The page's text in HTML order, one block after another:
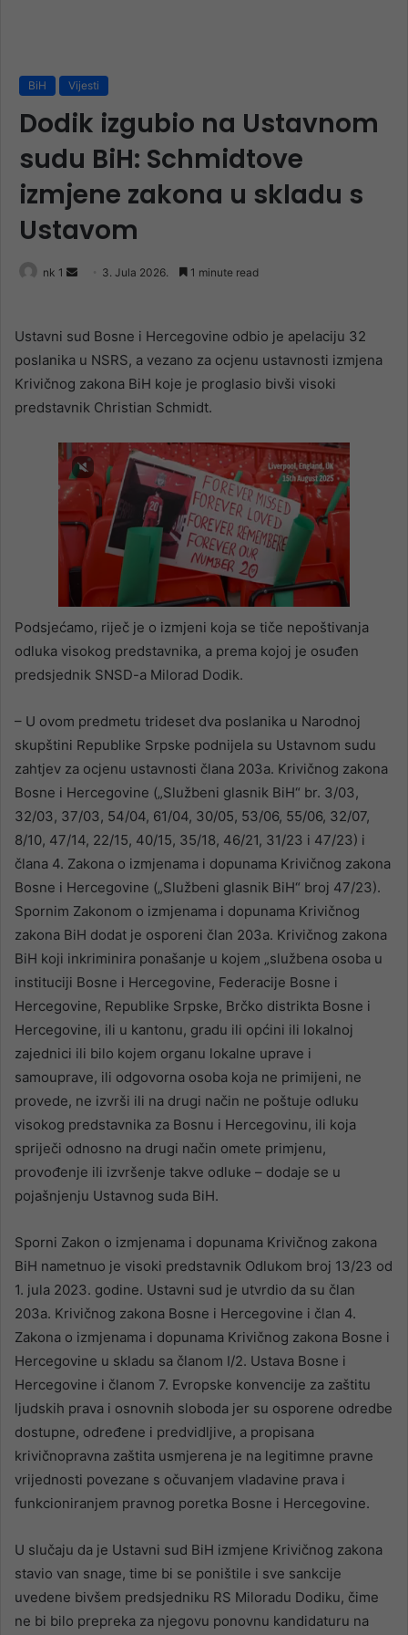
BiH Vijesti
Dodik izgubio na Ustavnom
sudu BiH: Schmidtove
izmjene zakona u skladu s
Ustavom
nk 1
Send 3. Jula 2026. 1 minute read
Ustavni sud Bosne i Hercegovine odbio je apelaciju 32
poslanika u NSRS, a vezano za ocjenu ustavnosti izmjena
Krivičnog zakona BiH koje je proglasio bivši visoki
predstavnik Christian Schmidt.
Podsjećamo, riječ je o izmjeni koja se tiče nepoštivanja
odluka visokog predstavnika, a prema kojoj je osuđen
predsjednik SNSD-a Milorad Dodik.
– U ovom predmetu trideset dva poslanika u Narodnoj
skupštini Republike Srpske podnijela su Ustavnom sudu
zahtjev za ocjenu ustavnosti člana 203a. Krivičnog zakona
Bosne i Hercegovine („Službeni glasnik BiH“ br. 3/03,
32/03, 37/03, 54/04, 61/04, 30/05, 53/06, 55/06, 32/07,
8/10, 47/14, 22/15, 40/15, 35/18, 46/21, 31/23 i 47/23) i
člana 4. Zakona o izmjenama i dopunama Krivičnog zakona
Bosne i Hercegovine („Službeni glasnik BiH“ broj 47/23).
Spornim Zakonom o izmjenama i dopunama Krivičnog
zakona BiH dodat je osporeni član 203a. Krivičnog zakona
BiH koji inkriminira ponašanje u kojem „službena osoba u
instituciji Bosne i Hercegovine, Federacije Bosne i
Hercegovine, Republike Srpske, Brčko distrikta Bosne i
Hercegovine, ili u kantonu, gradu ili općini ili lokalnoj
zajednici ili bilo kojem organu lokalne uprave i
samouprave, ili odgovorna osoba koja ne primijeni, ne
provede, ne izvrši ili na drugi način ne poštuje odluku
visokog predstavnika za Bosnu i Hercegovinu, ili koja
spriječi odnosno na drugi način omete primjenu,
provođenje ili izvršenje takve odluke – dodaje se u
pojašnjenju Ustavnog suda BiH.
Sporni Zakon o izmjenama i dopunama Krivičnog zakona
BiH nametnuo je visoki predstavnik Odlukom broj 13/23 od
1. jula 2023. godine. Ustavni sud je utvrdio da su član
203a. Krivičnog zakona Bosne i Hercegovine i član 4.
Zakona o izmjenama i dopunama Krivičnog zakona Bosne i
Hercegovine u skladu sa članom I/2. Ustava Bosne i
Hercegovine i članom 7. Evropske konvencije za zaštitu
ljudskih prava i osnovnih sloboda jer su osporene odredbe
dostupne, određene i predvidljive, a propisana
krivičnopravna zaštita usmjerena je na legitimne pravne
vrijednosti povezane s očuvanjem vladavine prava i
funkcioniranjem pravnog poretka Bosne i Hercegovine.
U slučaju da je Ustavni sud BiH izmjene Krivičnog zakona
stavio van snage, time bi se poništile i sve sankcije
uvedene bivšem predsjedniku RS Miloradu Dodiku, čime
ne bi bilo prepreka za njegovu ponovnu kandidaturu na